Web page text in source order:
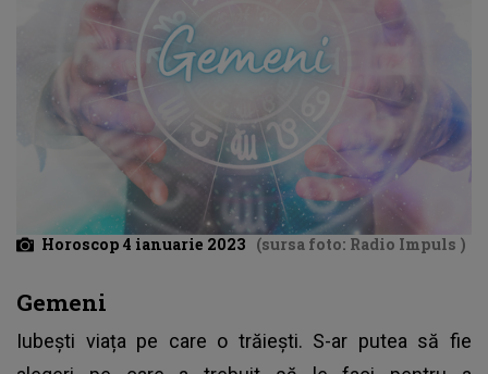
Horoscop 4 ianuarie 2023 (sursa foto: Radio Impuls )
Gemeni
Iubești viața pe care o trăiești. S-ar putea să fie